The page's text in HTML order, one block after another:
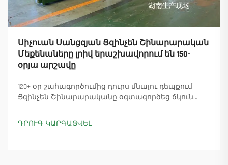
Սիչուան Սանցզյան Ցզինչեն Շինարարական
Մեքենաները լրիվ երաշխավորում են 150-
օրյա արշավը
120+ օր շահագործումից դուրս մնալու դեպքում
Ցզինչեն Շինարարականը օգտագործեց ճկուն
ապահովելով 18 աշտարակային ճանկային
տնտեսուղղիչների մատուցումը և ապահովելով
ԴՐՈՒԳ ԿԱՐԳԱՑՎԵԼ